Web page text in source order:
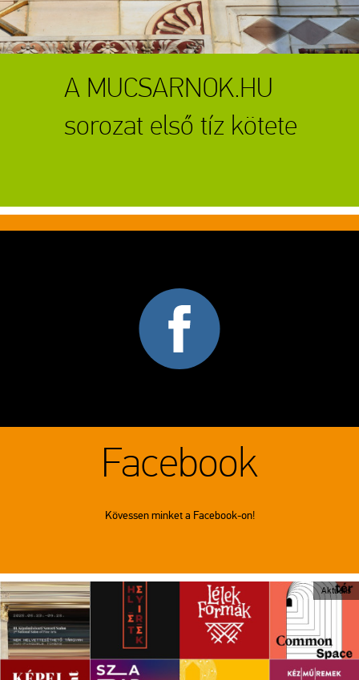
A MUCSARNOK.HU
sorozat első tíz kötete
Facebook
Kövessen minket a Facebook-on!
Aktuális